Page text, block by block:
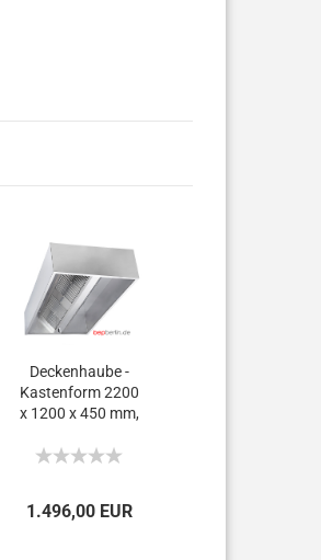
Deckenhaube -
Kastenform 2200
x 1200 x 450 mm,
1.496,00 EUR